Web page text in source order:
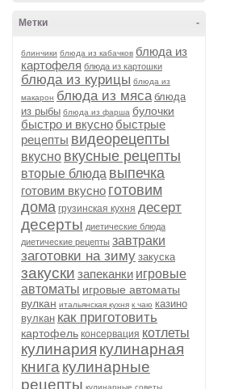
-
Метки
блинчики блюда из кабачков блюда из
картофеля блюда из картошки
блюда из курицы блюда из
макарон блюда из мяса блюда
из рыбы блюда из фарша булочки
быстро и вкусно быстрые
рецепты видеорецепты
вкусно вкусные рецепты
вторые блюда выпечка
готовим вкусно готовим
дома грузинская кухня десерт
десерты диетические блюда
диетические рецепты завтраки
заготовки на зиму закуска
закуски запеканки игровые
автоматы игровые автоматы
вулкан итальянская кухня к чаю казино
вулкан как приготовить
картофель консервация котлеты
кулинария кулинарная
книга кулинарные
рецепты кулинарные советы